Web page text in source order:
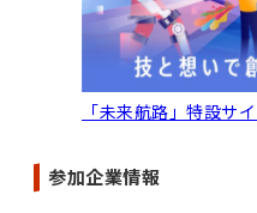
「未来航路」特設サ
参加企業情報